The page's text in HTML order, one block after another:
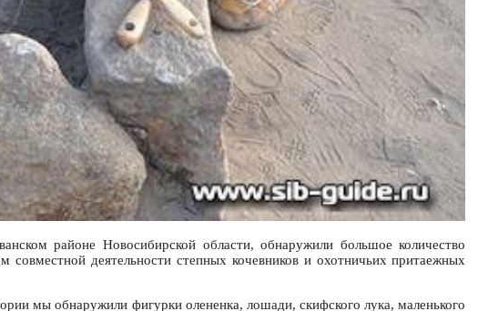
районе Новосибирской области, обнаружили большое количество
совместной деятельности степных кочевников и охотничьих притаежных
мы обнаружили фигурки олененка, лошади, скифского лука, маленького